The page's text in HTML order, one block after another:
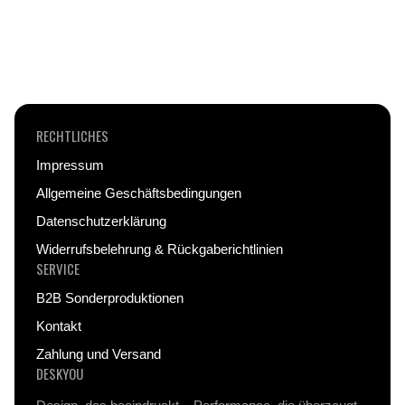
RECHTLICHES
Impressum
Allgemeine Geschäftsbedingungen
Datenschutzerklärung
Widerrufsbelehrung & Rückgaberichtlinien
SERVICE
B2B Sonderproduktionen
Kontakt
Zahlung und Versand
DESKYOU